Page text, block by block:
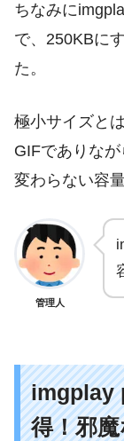
ちなみに
で、250KBに
た。
極小サイズと
GIFでありな
変わらない容量
管理人
imgplay
得！邪